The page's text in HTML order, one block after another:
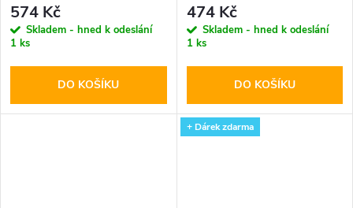
574 Kč
Skladem - hned k odeslání
1 ks
DO KOŠÍKU
474 Kč
Skladem - hned k odeslání
1 ks
DO KOŠÍKU
+ Dárek zdarma